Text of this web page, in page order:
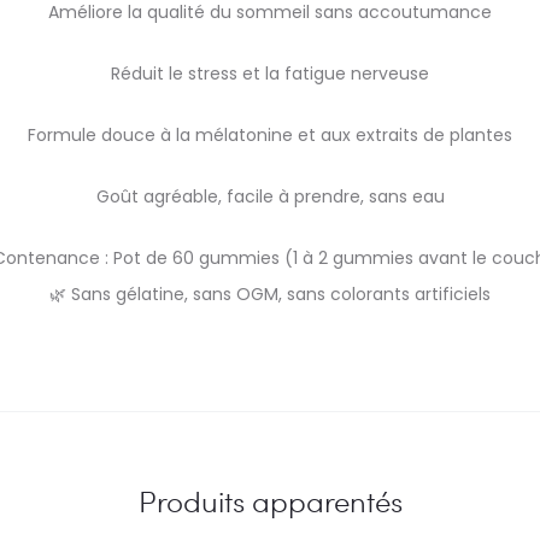
Améliore la qualité du sommeil sans accoutumance
Réduit le stress et la fatigue nerveuse
Formule douce à la mélatonine et aux extraits de plantes
Goût agréable, facile à prendre, sans eau
: Pot de 60 gummies (1 à 2 gummies avant le
🌿 Sans gélatine, sans OGM, sans colorants artificiels
Produits apparentés